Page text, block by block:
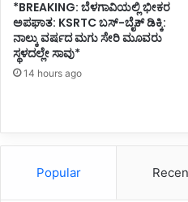
ದೇ
ಶ
ವಾ
ಗ
ಲಿ
*BREAKING: ಬೆಳಗಾವಿಯಲ್ಲಿ ಭೀಕರ
ಅಪಘಾತ: KSRTC ಬಸ್-ಬೈಕ್ ಡಿಕ್ಕಿ:
ನಾಲ್ಕು ವರ್ಷದ ಮಗು ಸೇರಿ ಮೂವರು
ಸ್ಥಳದಲ್ಲೇ ಸಾವು*
14 hours ago
Popular